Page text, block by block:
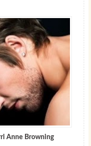
Anne Browning